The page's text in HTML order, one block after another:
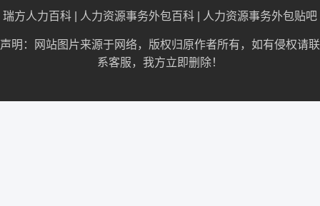
瑞方人力百科 人力资源事务外包百科 人力资源事务外包贴吧
声明：网站图片来源于网络，版权归原作者所有，如有侵权请联
系客服，我方立即删除！